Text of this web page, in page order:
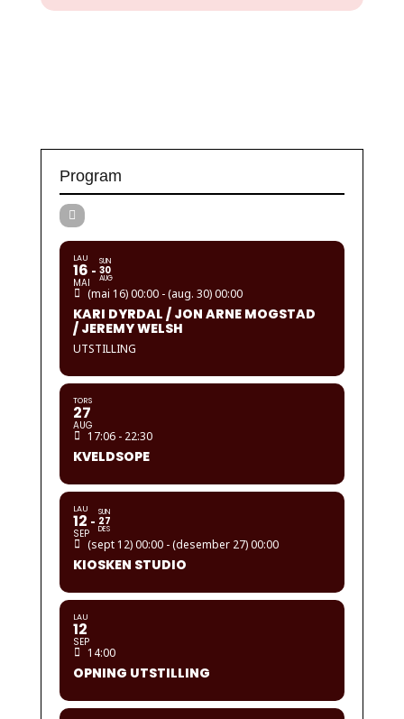
Program
LAU
16
MAI
SUN
30
AUG
(mai 16) 00:00 - (aug. 30) 00:00
KARI DYRDAL / JON ARNE MOGSTAD
/ JEREMY WELSH
UTSTILLING
TORS
27
AUG
17:06 - 22:30
KVELDSOPE
LAU
12
SEP
SUN
27
DES
(sept 12) 00:00 - (desember 27) 00:00
KIOSKEN STUDIO
LAU
12
SEP
14:00
OPNING UTSTILLING